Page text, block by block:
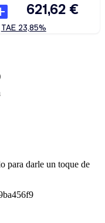
para darle un toque de